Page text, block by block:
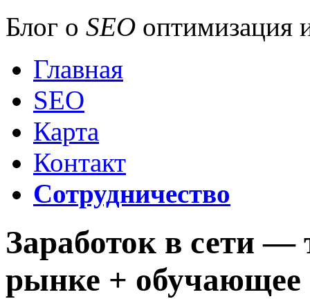
Блог о SEO оптимизация
Главная
SEO
Карта
Контакт
Сотрудничество
Заработок в сети —
рынке + обучающее